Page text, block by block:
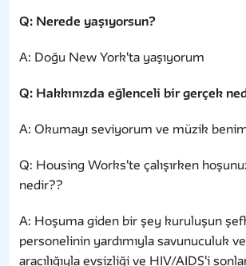
Q: Nerede yaşıyorsun?
A: Doğu New York'ta yaşıyorum
Q: Hakkınızda eğlenceli bir gerçek
A: Okumayı seviyorum ve müzik
Q: Housing Works'te çalışırken
nedir??
A: Hoşuma giden bir şey kuruluşun
personelinin yardımıyla savunuculuk
aracılığıyla evsizliği ve HIV/AIDS'i